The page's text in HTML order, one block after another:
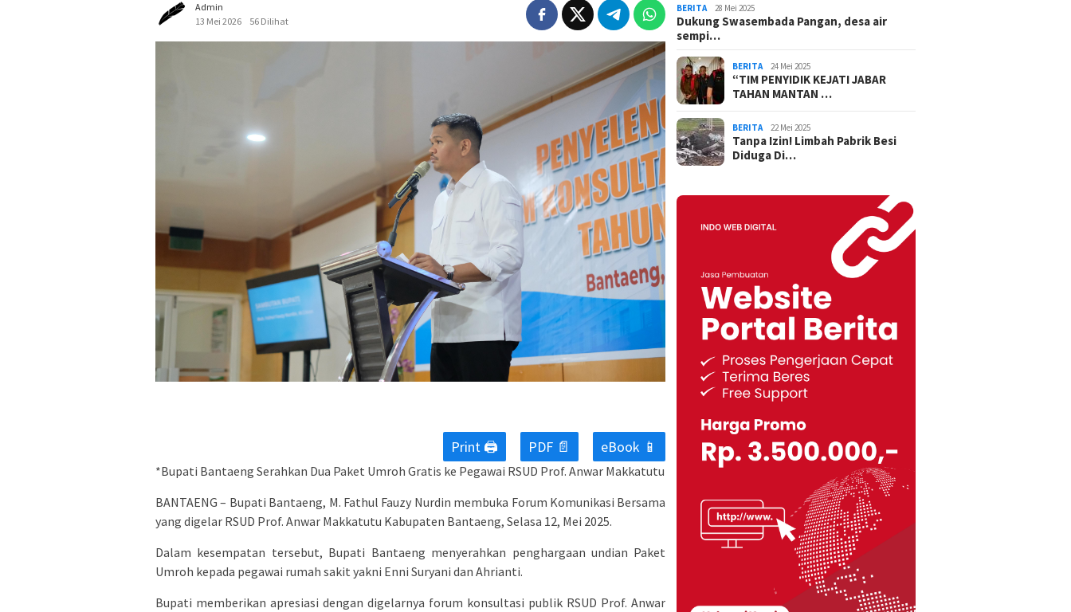
Admin
13 Mei 2026
56 Dilihat
Print 🖨 PDF 📄 eBook 📱
*Bupati Bantaeng Serahkan Dua Paket Umroh Gratis ke Pegawai RSUD Prof. Anwar Makkatutu
BANTAENG – Bupati Bantaeng, M. Fathul Fauzy Nurdin membuka Forum Komunikasi Bersama
yang digelar RSUD Prof. Anwar Makkatutu Kabupaten Bantaeng, Selasa 12, Mei 2025.
Dalam kesempatan tersebut, Bupati Bantaeng menyerahkan penghargaan undian Paket
Umroh kepada pegawai rumah sakit yakni Enni Suryani dan Ahrianti.
Bupati memberikan apresiasi dengan digelarnya forum konsultasi publik RSUD Prof. Anwar
BERITA 28 Mei 2025
Dukung Swasembada Pangan, desa air
sempi…
BERITA 24 Mei 2025
“TIM PENYIDIK KEJATI JABAR
TAHAN MANTAN …
BERITA 22 Mei 2025
Tanpa Izin! Limbah Pabrik Besi
Diduga Di…